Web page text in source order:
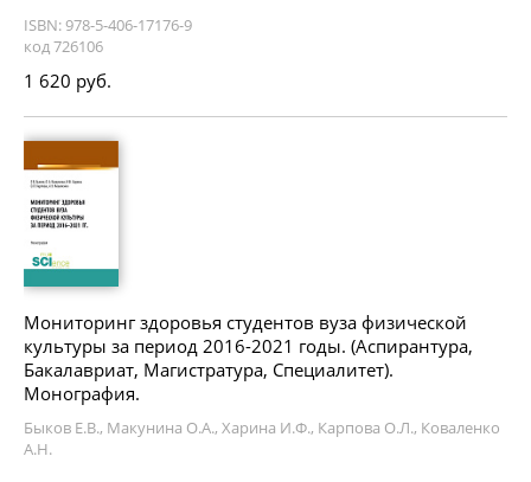
ISBN: 978-5-406-17176-9
код 726106
1 620 руб.
Мониторинг здоровья студентов вуза физической
культуры за период 2016-2021 годы. (Аспирантура,
Бакалавриат, Магистратура, Специалитет).
Монография.
Быков Е.В., Макунина О.А., Харина И.Ф., Карпова О.Л., Коваленко
А.Н.